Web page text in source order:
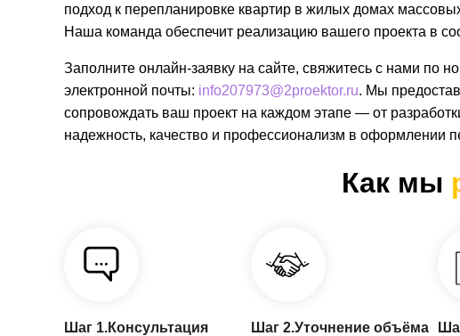
подход к перепланировке квартир в жилых домах
Наша команда обеспечит реализацию вашего проекта в
Заполните онлайн-заявку на сайте, свяжитесь с нами по
электронной почты: info207973@2proektor.ru. Мы
сопровождать ваш проект на каждом этапе — от
надежность, качество и профессионализм в оформлении
Как мы
Шаг 1.Консультация
Шаг 2.Уточнение объёма